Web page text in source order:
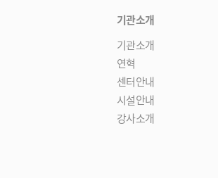
기관소개
기관소개
연혁
센터안내
시설안내
강사소개